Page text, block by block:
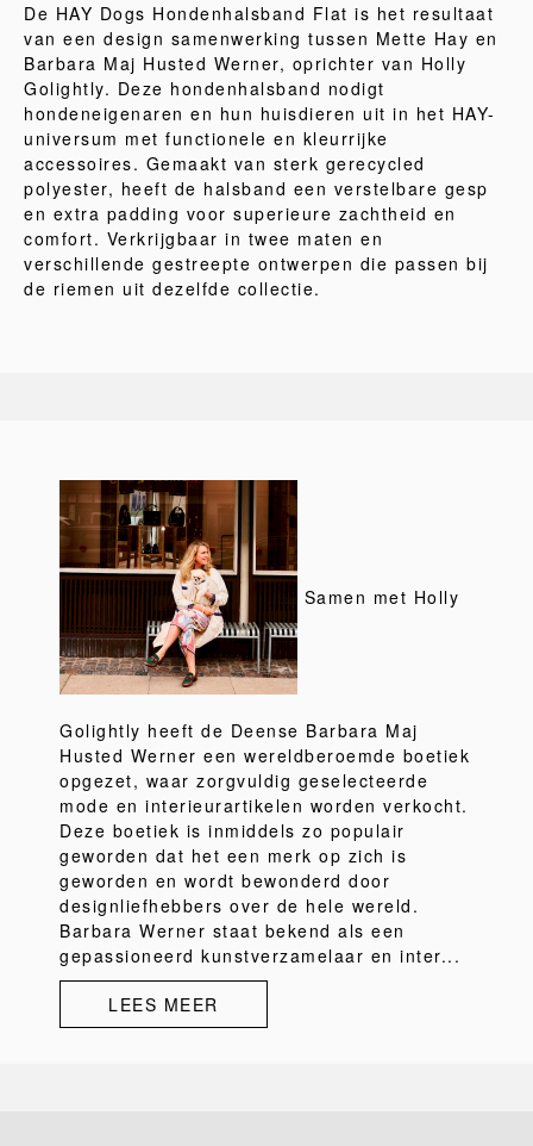
De HAY Dogs Hondenhalsband Flat is het resultaat
van een design samenwerking tussen Mette Hay en
Barbara Maj Husted Werner, oprichter van Holly
Golightly. Deze hondenhalsband nodigt
hondeneigenaren en hun huisdieren uit in het HAY-
universum met functionele en kleurrijke
accessoires. Gemaakt van sterk gerecycled
polyester, heeft de halsband een verstelbare gesp
en extra padding voor superieure zachtheid en
comfort. Verkrijgbaar in twee maten en
verschillende gestreepte ontwerpen die passen bij
de riemen uit dezelfde collectie.
Samen met Holly
Golightly heeft de Deense Barbara Maj
Husted Werner een wereldberoemde boetiek
opgezet, waar zorgvuldig geselecteerde
mode en interieurartikelen worden verkocht.
Deze boetiek is inmiddels zo populair
geworden dat het een merk op zich is
geworden en wordt bewonderd door
designliefhebbers over de hele wereld.
Barbara Werner staat bekend als een
gepassioneerd kunstverzamelaar en inter...
LEES MEER